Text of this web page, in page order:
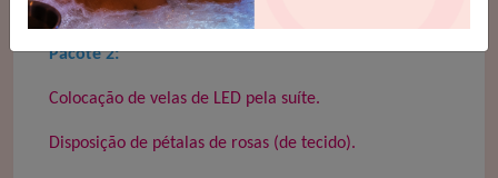
Valor R$ 120,00 (parcelado em até 3x no cartão)
Pacote 2:
Colocação de velas de LED pela suíte.
Disposição de pétalas de rosas (de tecido).